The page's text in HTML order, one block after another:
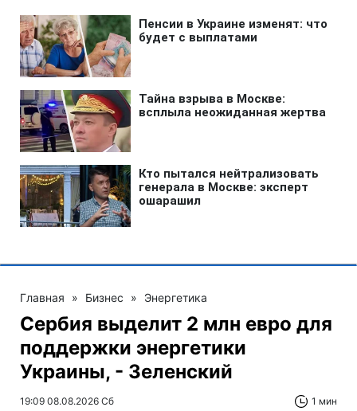
Главная » Бизнес » Энергетика
Сербия выделит 2 млн евро для
поддержки энергетики
Украины, - Зеленский
19:09 08.08.2026 Сб 1 мин